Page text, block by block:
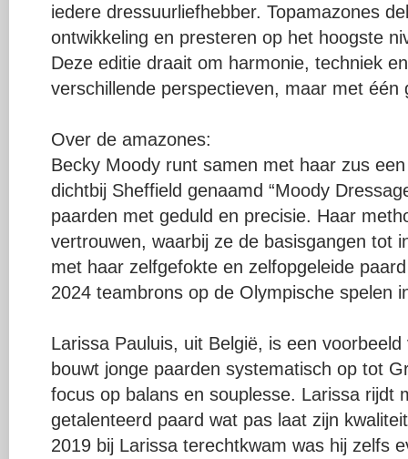
iedere dressuurliefhebber. Topamazones
ontwikkeling en presteren op het hoogste
Deze editie draait om harmonie, techniek
verschillende perspectieven, maar met één
Over de amazones:
Becky Moody runt samen met haar zus
dichtbij Sheffield genaamd “Moody
paarden met geduld en precisie. Haar
vertrouwen, waarbij ze de basisgangen tot
met haar zelfgefokte en zelfopgeleide
2024 teambrons op de Olympische spelen
Larissa Pauluis, uit België, is een
bouwt jonge paarden systematisch op tot
focus op balans en souplesse. Larissa rijdt
getalenteerd paard wat pas laat zijn
2019 bij Larissa terechtkwam was hij zelfs